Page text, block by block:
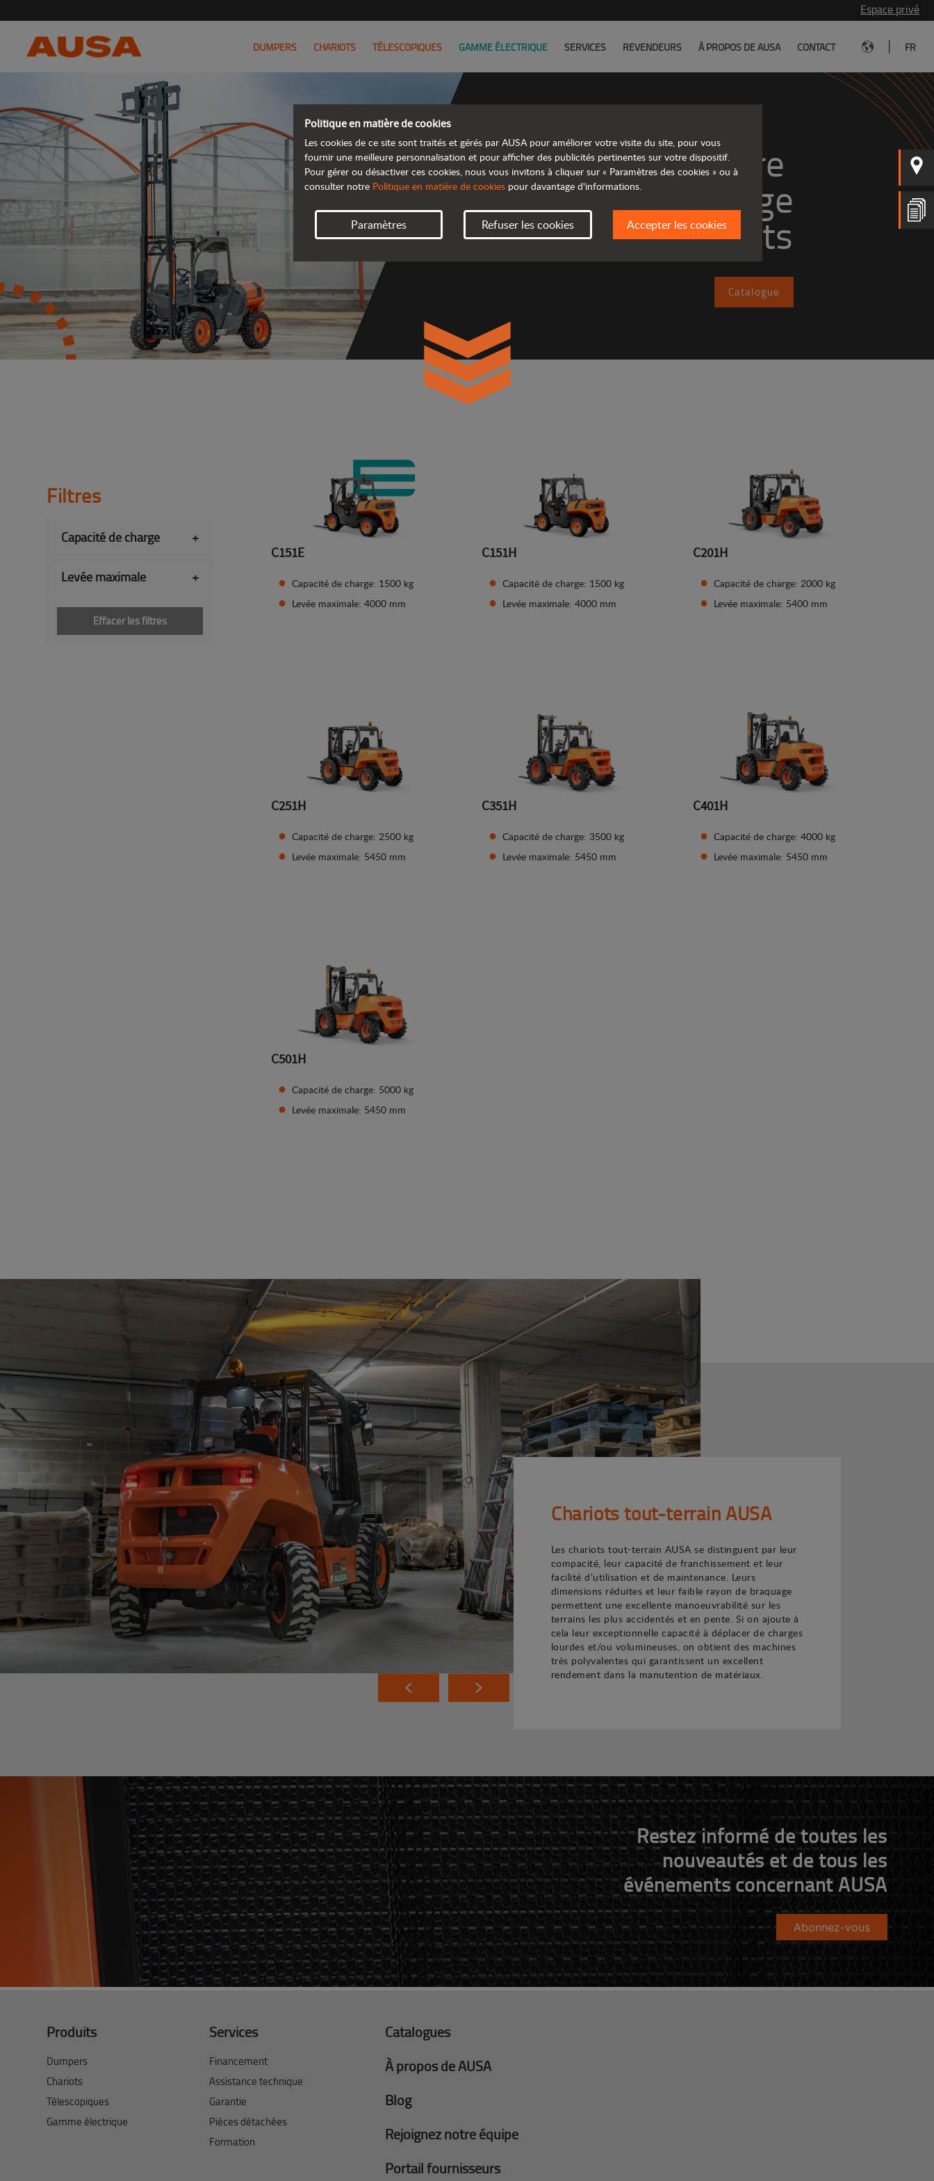
Espace privé
DUMPERS CHARIOTS TÉLESCOPIQUES GAMME ÉLECTRIQUE SERVICES REVENDEURS À PROPOS DE AUSA CONTACT FR
Découvrez notre
large
gamme de produits
Catalogue
Filtres
Capacité de charge +
Levée maximale +
Effacer les filtres
C151E
Capacité de charge: 1500 kg
Levée maximale: 4000 mm
C151H
Capacité de charge: 1500 kg
Levée maximale: 4000 mm
C201H
Capacité de charge: 2000 kg
Levée maximale: 5400 mm
C251H
Capacité de charge: 2500 kg
Levée maximale: 5450 mm
C351H
Capacité de charge: 3500 kg
Levée maximale: 5450 mm
C401H
Capacité de charge: 4000 kg
Levée maximale: 5450 mm
C501H
Capacité de charge: 5000 kg
Levée maximale: 5450 mm
Chariots tout-terrain AUSA
Les chariots tout-terrain AUSA se distinguent par leur
compacité, leur capacité de franchissement et leur
facilité d’utilisation et de maintenance. Leurs
dimensions réduites et leur faible rayon de braquage
permettent une excellente manoeuvrabilité sur les
terrains les plus accidentés et en pente. Si on ajoute à
cela leur exceptionnelle capacité à déplacer de charges
lourdes et/ou volumineuses, on obtient des machines
très polyvalentes qui garantissent un excellent
rendement dans la manutention de matériaux.
Restez informé de toutes les
nouveautés et de tous les
événements concernant AUSA
Abonnez-vous
Produits
Dumpers
Chariots
Télescopiques
Gamme électrique
Services
Financement
Assistance technique
Garantie
Pièces détachées
Formation
Catalogues
À propos de AUSA
Blog
Rejoignez notre équipe
Portail fournisseurs
Politique en matière de cookies
Les cookies de ce site sont traités et gérés par AUSA pour améliorer votre visite du site, pour vous
fournir une meilleure personnalisation et pour afficher des publicités pertinentes sur votre dispositif.
Pour gérer ou désactiver ces cookies, nous vous invitons à cliquer sur « Paramètres des cookies » ou à
consulter notre Politique en matière de cookies pour davantage d'informations.
Paramètres Refuser les cookies Accepter les cookies